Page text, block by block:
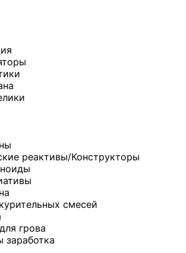
реактивы/Конструкторы
смесей
грова
заработка